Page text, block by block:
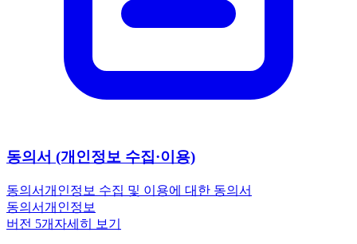
동의서 (개인정보 수집·이용)
동의서개인정보 수집 및 이용에 대한 동의서
동의서개인정보
버전 5개 자세히 보기